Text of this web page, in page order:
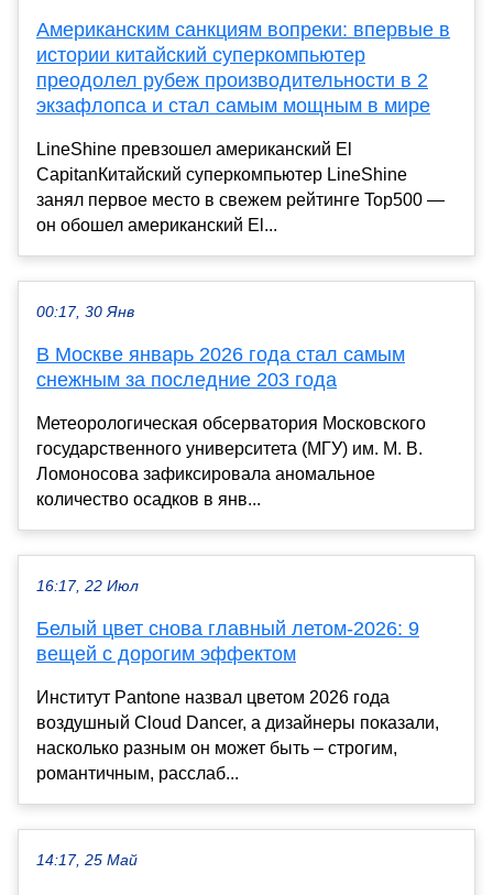
Американским санкциям вопреки: впервые в
истории китайский суперкомпьютер
преодолел рубеж производительности в 2
экзафлопса и стал самым мощным в мире
LineShine превзошел американский El
CapitanКитайский суперкомпьютер LineShine
занял первое место в свежем рейтинге Top500 —
он обошел американский El...
00:17, 30 Янв
В Москве январь 2026 года стал самым
снежным за последние 203 года
Метеорологическая обсерватория Московского
государственного университета (МГУ) им. М. В.
Ломоносова зафиксировала аномальное
количество осадков в янв...
16:17, 22 Июл
Белый цвет снова главный летом-2026: 9
вещей с дорогим эффектом
Институт Pantone назвал цветом 2026 года
воздушный Cloud Dancer, а дизайнеры показали,
насколько разным он может быть – строгим,
романтичным, расслаб...
14:17, 25 Май